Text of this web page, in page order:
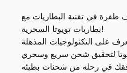
طفرة في تقنية البطاريات مع
بطاريات تويوتا السحرية!
على التكنولوجيات المذهلة
لتحقيق شحن سريع وسحري
في رحلة من شحنات بطيئة